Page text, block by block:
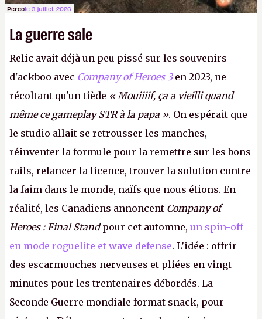
Percole 3 juillet 2026
La guerre sale
Relic avait déjà un peu pissé sur les souvenirs
d'ackboo avec Company of Heroes 3en 2023, ne
récoltant qu'un tiède « Mouiiiif, ça a vieilli quand
même ce gameplay STR à la papa ». On espérait que
le studio allait se retrousser les manches,
réinventer la formule pour la remettre sur les bons
rails, relancer la licence, trouver la solution contre
la faim dans le monde, naïfs que nous étions. En
réalité, les Canadiens annoncent Company of
Heroes : Final Standpour cet automne, un spin-off
en mode roguelite et wave defense. L’idée : offrir
des escarmouches nerveuses et pliées en vingt
minutes pour les trentenaires débordés. La
Seconde Guerre mondiale format snack, pour